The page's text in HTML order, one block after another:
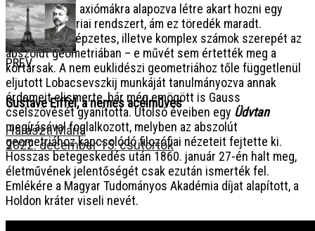
Bolyai szigorú axiómákra alapozva létre akart hozni egy
teljes geometriai rendszert, ám ez töredék maradt.
Kidolgozta a képzetes, illetve komplex számok szerepét az
abszolút geometriában – e művét sem értették meg a
kortársak. A nem euklidészi geometriához tőle függetlenül
eljutott Lobacsevszkij munkáját tanulmányozva annak
érdemeit elismerte, bár még emögött is Gauss
cselszövését gyanította. Utolsó éveiben egy Üdvtan
megírásával foglalkozott, melyben az abszolút
geometriához kapcsolódó filozófiai nézeteit fejtette ki.
Hosszas betegeskedés után 1860. január 27-én halt meg,
életművének jelentőségét csak ezután ismerték fel.
Emlékére a Magyar Tudományos Akadémia díjat alapított, a
Holdon kráter viseli nevét.
PREV
Gustave Eiffel, a nemes acélműves
Haraszti Mária
2022. december 15. csütörtök